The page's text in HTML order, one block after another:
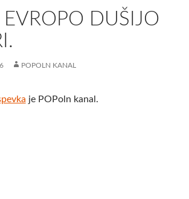
DUŠIJO
POPOLN KANAL
je POPoln kanal.